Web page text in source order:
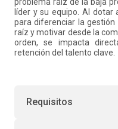
líder y su equipo. Al
para diferenciar la gestión
raíz y motivar desde la
orden, se impacta
retención del talento clave.
Requisitos